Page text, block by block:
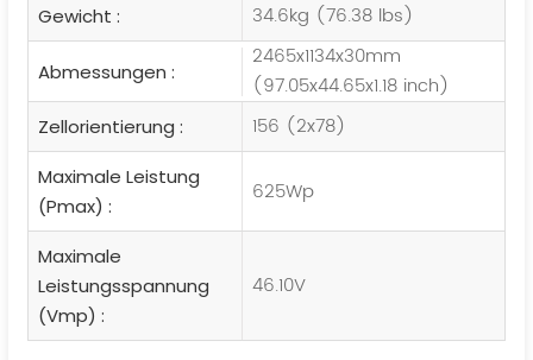
Gewicht : 34.6kg (76.38 lbs)
Abmessungen :
2465x1134x30mm
(97.05x44.65x1.18 inch)
Zellorientierung : 156 (2x78)
Maximale Leistung
(Pmax) :
625Wp
Maximale
Leistungsspannung
(Vmp) :
46.10V